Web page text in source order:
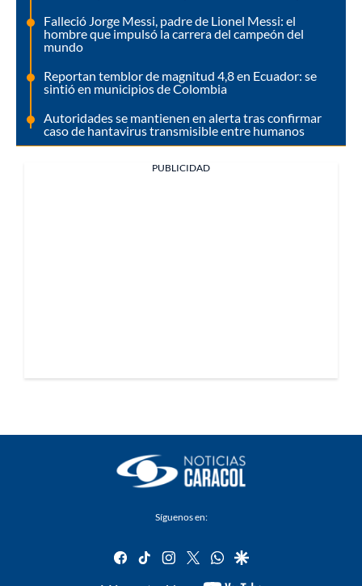
Falleció Jorge Messi, padre de Lionel Messi: el
hombre que impulsó la carrera del campeón del
mundo
Reportan temblor de magnitud 4,8 en Ecuador: se
sintió en municipios de Colombia
Autoridades se mantienen en alerta tras confirmar
caso de hantavirus transmisible entre humanos
PUBLICIDAD
Síguenos en:
facebook
tiktok instagram
twitterwhatsapp
google